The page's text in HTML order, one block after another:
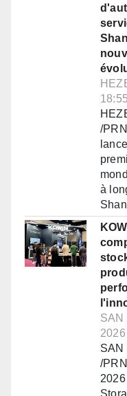
18:55
/
à
SAN
SAN
/